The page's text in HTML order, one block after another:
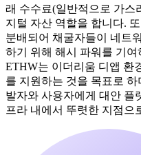
래 수수료(일반적으로 가스
지털 자산 역할을 합니다.
분배되어 채굴자들이 네트
하기 위해 해시 파워를 기
ETHW는 이더리움 디앱 환
를 지원하는 것을 목표로
발자와 사용자에게 대안 플
프라 내에서 뚜렷한 지점으